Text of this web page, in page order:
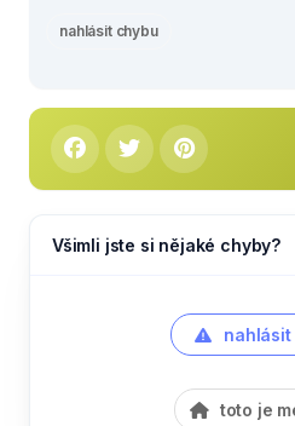
nahlásit chybu
Všimli jste si nějaké chyby?
toto je